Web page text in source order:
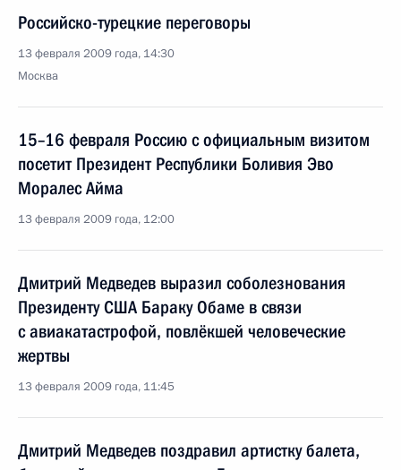
Российско-турецкие переговоры
13 февраля 2009 года, 14:30
Москва
15–16 февраля Россию с официальным визитом
посетит Президент Республики Боливия Эво
Моралес Айма
13 февраля 2009 года, 12:00
Дмитрий Медведев выразил соболезнования
Президенту США Бараку Обаме в связи
с авиакатастрофой, повлёкшей человеческие
жертвы
13 февраля 2009 года, 11:45
Дмитрий Медведев поздравил артистку балета,